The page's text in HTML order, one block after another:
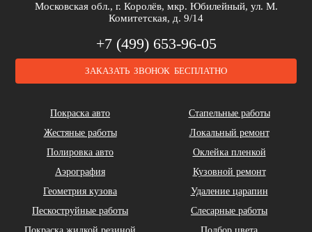
Московская обл., г. Королёв, мкр. Юбилейный, ул. М.
Комитетская, д. 9/14
+7 (499) 653-96-05
ЗАКАЗАТЬ ЗВОНОК БЕСПЛАТНО
Покраска авто
Стапельные работы
Жестяные работы
Локальный ремонт
Полировка авто
Оклейка пленкой
Аэрография
Кузовной ремонт
Геометрия кузова
Удаление царапин
Пескоструйные работы
Слесарные работы